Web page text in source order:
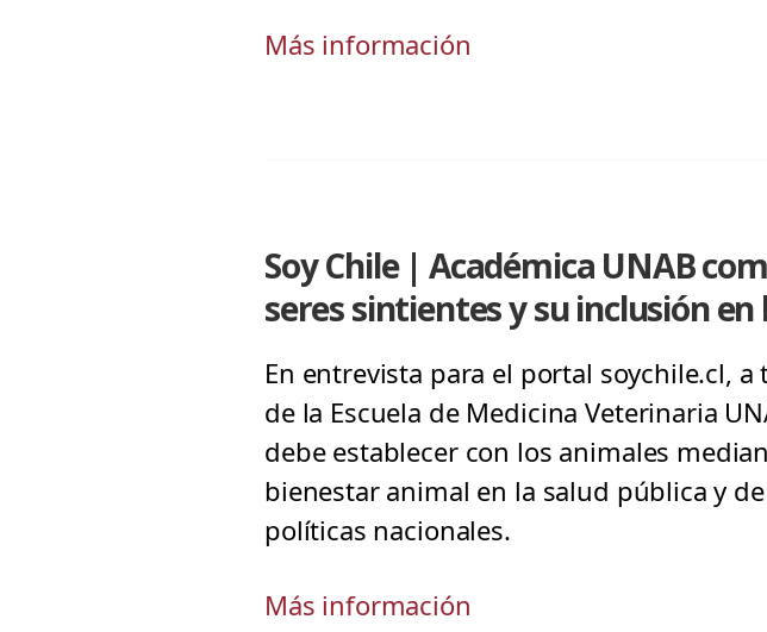
Más información
Soy Chile | Académica UNAB
seres sintientes y su inclusión
En entrevista para el portal soychile.cl,
de la Escuela de Medicina Veterinaria
debe establecer con los animales
bienestar animal en la salud pública y
políticas nacionales.
Más información